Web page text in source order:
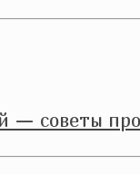
— советы